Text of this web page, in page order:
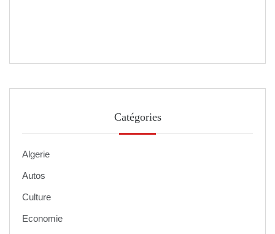
Catégories
Algerie
Autos
Culture
Economie